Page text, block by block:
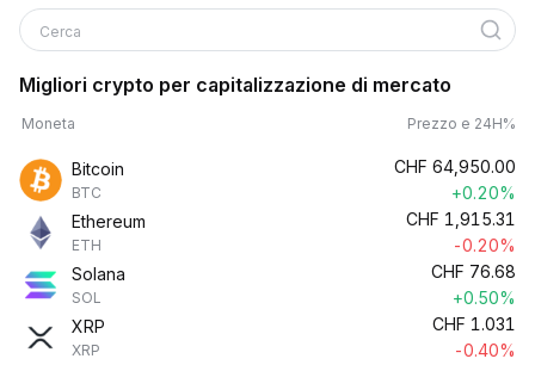
Cerca
Migliori crypto per capitalizzazione di mercato
Moneta Prezzo e 24H%
Bitcoin
BTC
CHF 64,950.00
+0.20%
Ethereum
ETH
CHF 1,915.31
-0.20%
Solana
SOL
CHF 76.68
+0.50%
XRP
XRP
CHF 1.031
-0.40%